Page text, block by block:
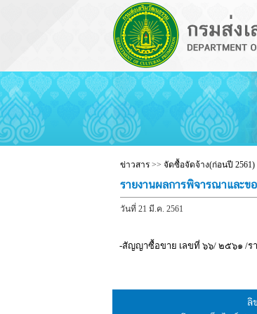
ข่าวสาร >> จัดซื้อจัดจ้าง(ก่อนปี 2561)
รายงานผลการพิจารณาและ
วันที่ 21 มี.ค. 2561
-สัญญาซื้อขาย เลขที่ ๖๖/ ๒๕๖๑ /ร
ลิ